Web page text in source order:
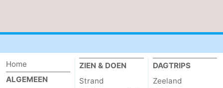
Home
ALGEMEEN
ZIEN & DOEN
Strand
DAGTRIPS
Zeeland